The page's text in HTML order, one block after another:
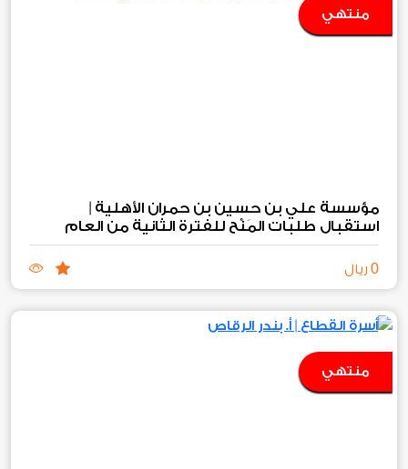
منتهي
استقبال طلبات المَنْح للفترة الثانية من العام
المالي2026م
0 ريال
منتهي